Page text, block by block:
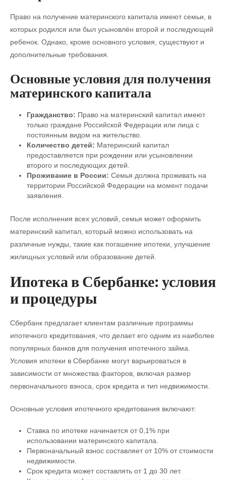
Право на получение материнского капитала имеют семьи, в
которых родился или был усыновлён второй и последующий
ребенок. Однако, кроме основного условия, существуют и
дополнительные требования.
Основные условия для получения
материнского капитала
Гражданство: Право на материнский капитал имеют
только граждане Российской Федерации или лица с
постоянным видом на жительство.
Количество детей: Материнский капитал
предоставляется при рождении или усыновлении
второго и последующих детей.
Проживание в России: Семья должна проживать на
территории Российской Федерации на момент подачи
заявления.
После исполнения всех условий, семья может оформить
материнский капитал, который можно использовать на
различные нужды, такие как погашение ипотеки, улучшение
жилищных условий или образование детей.
Ипотека в Сбербанке: условия
и процедуры
Сбербанк предлагает клиентам различные программы
ипотечного кредитования, что делает его одним из наиболее
популярных банков для получения ипотечного займа.
Условия ипотеки в Сбербанке могут варьироваться в
зависимости от множества факторов, включая размер
первоначального взноса, срок кредита и тип недвижимости.
Основные условия ипотечного кредитования включают:
Ставка по ипотеке начинается от 0,1% при
использовании материнского капитала.
Первоначальный взнос составляет от 10% от стоимости
недвижимости.
Срок кредита может составлять от 1 до 30 лет.